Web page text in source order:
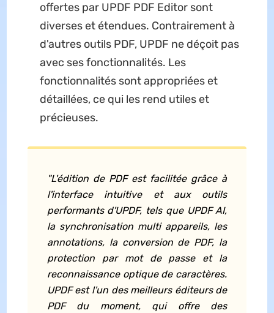
offertes par UPDF PDF Editor sont
diverses et étendues. Contrairement à
d'autres outils PDF, UPDF ne déçoit pas
avec ses fonctionnalités. Les
fonctionnalités sont appropriées et
détaillées, ce qui les rend utiles et
précieuses.
"L'édition de PDF est facilitée grâce à
l'interface intuitive et aux outils
performants d'UPDF, tels que UPDF AI,
la synchronisation multi appareils, les
annotations, la conversion de PDF, la
protection par mot de passe et la
reconnaissance optique de caractères.
UPDF est l'un des meilleurs éditeurs de
PDF du moment, qui offre des